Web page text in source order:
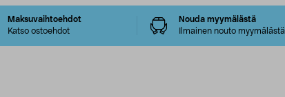
Maksuvaihtoehdot
Katso ostoehdot
Nouda myymälästä
Ilmainen nouto myymälästä